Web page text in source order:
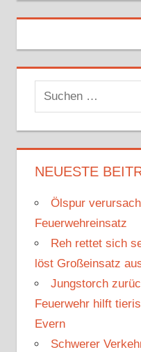
u
c
h
e
NEUESTE
Ölspur
Feuerwehreinsatz
Reh rettet sich
löst Großeinsatz
Jungstorch
Feuerwehr hilft
Evern
Schwerer